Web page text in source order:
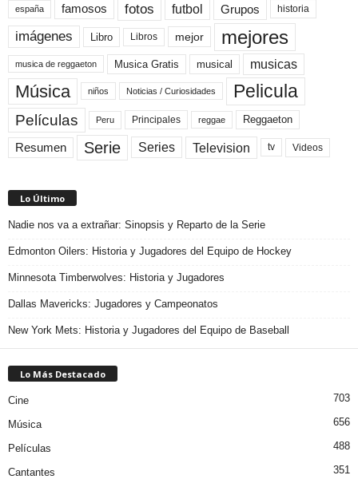
españa famosos fotos futbol Grupos historia
imágenes Libro Libros mejor mejores
musica de reggaeton Musica Gratis musical musicas
Música niños Noticias / Curiosidades Pelicula
Películas Peru Principales reggae Reggaeton
Resumen Serie Series Television tv Videos
Lo Último
Nadie nos va a extrañar: Sinopsis y Reparto de la Serie
Edmonton Oilers: Historia y Jugadores del Equipo de Hockey
Minnesota Timberwolves: Historia y Jugadores
Dallas Mavericks: Jugadores y Campeonatos
New York Mets: Historia y Jugadores del Equipo de Baseball
Lo Más Destacado
Cine 703
Música 656
Películas 488
Cantantes 351